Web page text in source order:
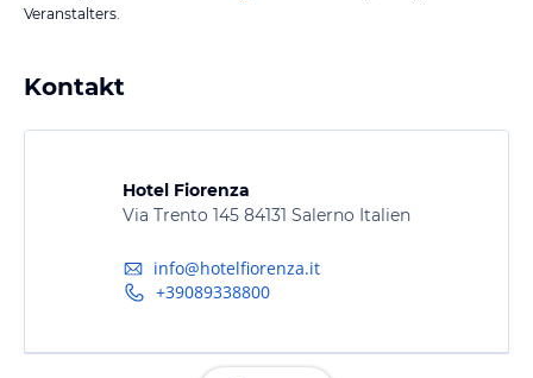
Veranstalters.
Kontakt
Hotel Fiorenza
Via Trento 145 84131 Salerno Italien
info@hotelfiorenza.it
+39089338800